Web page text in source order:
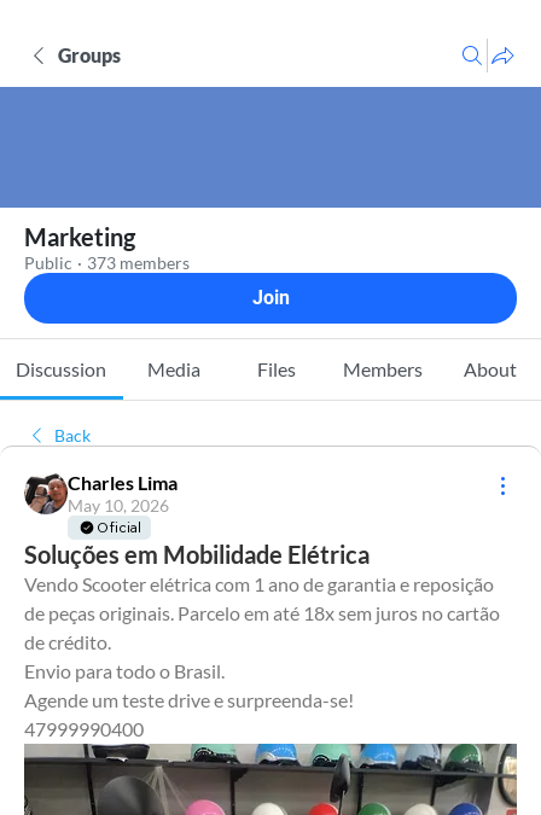
Groups
Marketing
Public · 373 members
Join
Discussion Media Files Members About
Back
Charles Lima
May 10, 2026
Oficial
Soluções em Mobilidade Elétrica
Vendo Scooter elétrica com 1 ano de garantia e reposição
de peças originais. Parcelo em até 18x sem juros no cartão
de crédito.
Envio para todo o Brasil.
Agende um teste drive e surpreenda-se!
47999990400